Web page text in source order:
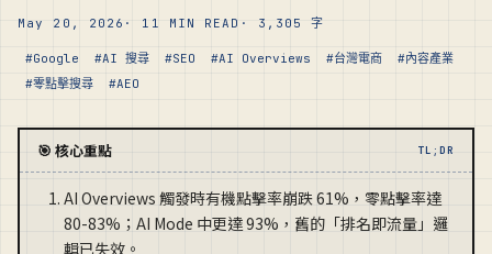
May 20, 2026 · 11 MIN READ · 3,305 字
#Google #AI 搜尋 #SEO #AI Overviews #台灣電商
#內容產業
#零點擊搜尋
#AEO
🎯 核心重點 TL;DR
AI Overviews 觸發時有機點擊率崩跌 61%，零點擊率達
80-83%；AI Mode 中更達 93%，舊的「排名即流量」邏
輯已失效。